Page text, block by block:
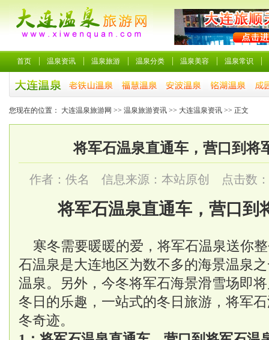
首页 温泉资讯 温泉旅游 温泉分类 温泉美容 温泉常识
您现在的位置： 大连温泉旅游网 >> 温泉旅游资讯 >> 大连温泉资讯 >> 正文
将军石温泉直通车，营口到将
作者：佚名 信息来源：本站原创 点击数：
将军石温泉直通车，营口到
寒冬需要暖暖的爱，将军石温泉送你
石温泉是大连地区为数不多的海景温泉
温泉。另外，今冬将军石海景滑雪场即
冬日的乐趣，一站式的冬日旅游，将军
冬奇迹。